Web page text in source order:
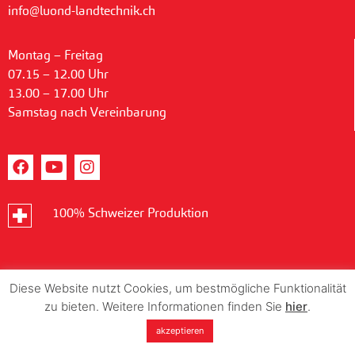
info@luond-landtechnik.ch
Montag – Freitag
07.15 – 12.00 Uhr
13.00 – 17.00 Uhr
Samstag nach Vereinbarung
100% Schweizer Produktion
Diese Website nutzt Cookies, um bestmögliche Funktionalität
zu bieten. Weitere Informationen finden Sie hier.
akzeptieren